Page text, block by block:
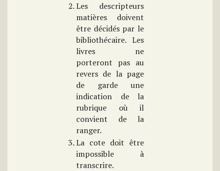
Les descripteurs
matières doivent
être décidés par le
bibliothécaire. Les
livres ne
porteront pas au
revers de la page
de garde une
indication de la
rubrique où il
convient de la
ranger.
La cote doit être
impossible à
transcrire.